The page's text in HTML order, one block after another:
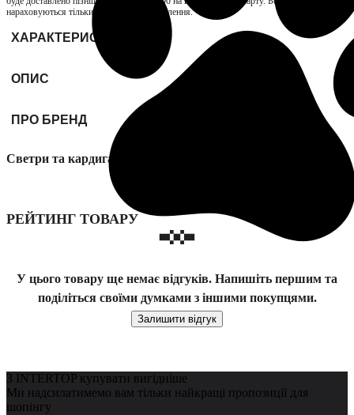
нараховуються тільки за отримані замовлення.
ХАРАКТЕРИСТИКИ
ОПИС
ПРО БРЕНД
Светри та кардигани Marc O’Polo модель 410621160585-908
РЕЙТИНГ ТОВАРУ
У цього товару ще немає відгуків. Напишіть першим та
поділіться своїми думками з іншими покупцями.
Залишити відгук
З INTERTOP купувати вигідніше
Ми надсилатимемо вам тільки найкращі пропозиції для
шопінгу